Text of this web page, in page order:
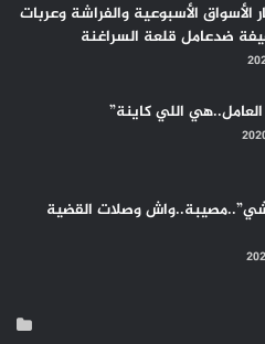
الأسواق الأسبوعية والفراشة وعربات
ضدعامل قلعة السراغنة
العامل..هي اللي كاينة”
وصلات القضية